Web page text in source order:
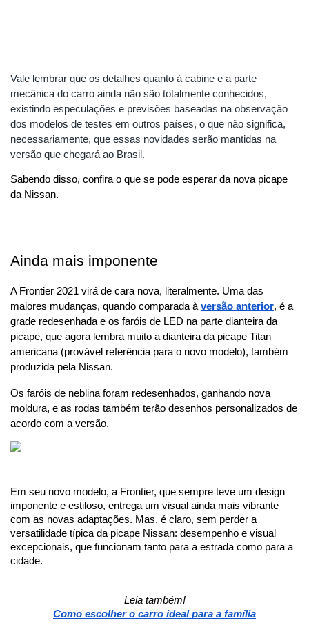
Vale lembrar que os detalhes quanto à cabine e a parte
mecânica do carro ainda não são totalmente conhecidos,
existindo especulações e previsões baseadas na observação
dos modelos de testes em outros países, o que não significa,
necessariamente, que essas novidades serão mantidas na
versão que chegará ao Brasil.
Sabendo disso, confira o que se pode esperar da nova picape
da Nissan.
Ainda mais imponente
A Frontier 2021 virá de cara nova, literalmente. Uma das
maiores mudanças, quando comparada à versão anterior, é a
grade redesenhada e os faróis de LED na parte dianteira da
picape, que agora lembra muito a dianteira da picape Titan
americana (provável referência para o novo modelo), também
produzida pela Nissan.
Os faróis de neblina foram redesenhados, ganhando nova
moldura, e as rodas também terão desenhos personalizados de
acordo com a versão.
Em seu novo modelo, a Frontier, que sempre teve um design
imponente e estiloso, entrega um visual ainda mais vibrante
com as novas adaptações. Mas, é claro, sem perder a
versatilidade típica da picape Nissan: desempenho e visual
excepcionais, que funcionam tanto para a estrada como para a
cidade.
Leia também!
Como escolher o carro ideal para a família